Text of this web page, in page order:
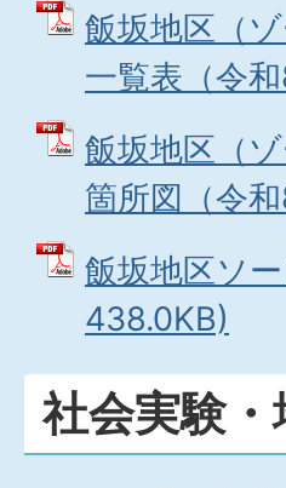
飯坂地区（
一覧表（令
飯坂地区（
箇所図（令
飯坂地区ソ
438.0KB)
社会実験